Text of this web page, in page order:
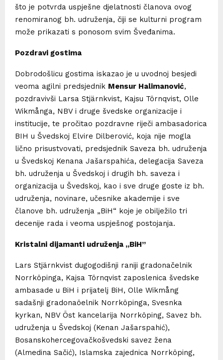
što je potvrda uspješne djelatnosti članova ovog
renomiranog bh. udruženja, čiji se kulturni program
može prikazati s ponosom svim Šveđanima.
Pozdravi gostima
Dobrodošlicu gostima iskazao je u uvodnoj besjedi
veoma agilni predsjednik Mensur Halimanović,
pozdravivši Larsa Stjärnkvist, Kajsu Törnqvist, Olle
Wikmånga, NBV i druge švedske organizacije i
institucije, te pročitao pozdravne riječi ambasadorica
BIH u Švedskoj Elvire Dilberović, koja nije mogla
lično prisustvovati, predsjednik Saveza bh. udruženja
u Švedskoj Kenana Jašarspahića, delegacija Saveza
bh. udruženja u Švedskoj i drugih bh. saveza i
organizacija u Švedskoj, kao i sve druge goste iz bh.
udruženja, novinare, učesnike akademije i sve
članove bh. udruženja „BiH“ koje je obilježilo tri
decenije rada i veoma uspješnog postojanja.
Kristalni dijamanti udruženja „BiH”
Lars Stjärnkvist dugogodišnji raniji gradonačelnik
Norrköpinga, Kajsa Törnqvist zaposlenica švedske
ambasade u BiH i prijatelj BiH, Olle Wikmång
sadašnji gradonaöelnik Norrköpinga, Svesnka
kyrkan, NBV Öst kancelarija Norrköping, Savez bh.
udruženja u Švedskoj (Kenan Jašarspahić),
Bosanskohercegovačkošvedski savez žena
(Almedina Sačić), Islamska zajednica Norrköping,